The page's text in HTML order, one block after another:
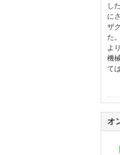
し
に
ザ
た
よ
機
て
オ